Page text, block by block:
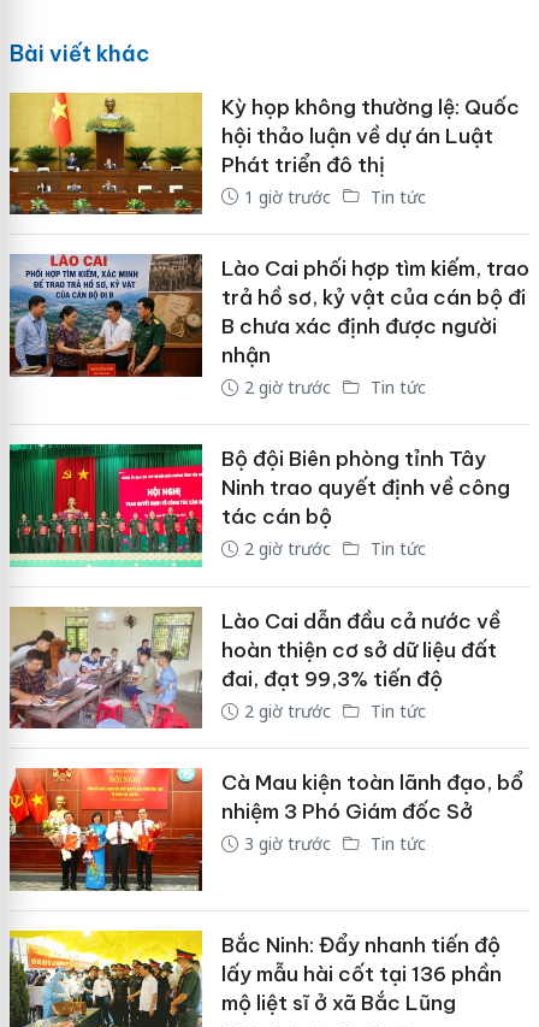
Bài viết khác
Kỳ họp không thường lệ: Quốc
hội thảo luận về dự án Luật
Phát triển đô thị
1 giờ trước Tin tức
Lào Cai phối hợp tìm kiếm, trao
trả hồ sơ, kỷ vật của cán bộ đi
B chưa xác định được người
nhận
2 giờ trước Tin tức
Bộ đội Biên phòng tỉnh Tây
Ninh trao quyết định về công
tác cán bộ
2 giờ trước Tin tức
Lào Cai dẫn đầu cả nước về
hoàn thiện cơ sở dữ liệu đất
đai, đạt 99,3% tiến độ
2 giờ trước Tin tức
Cà Mau kiện toàn lãnh đạo, bổ
nhiệm 3 Phó Giám đốc Sở
3 giờ trước Tin tức
Bắc Ninh: Đẩy nhanh tiến độ
lấy mẫu hài cốt tại 136 phần
mộ liệt sĩ ở xã Bắc Lũng